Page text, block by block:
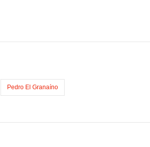
Pedro El Granaíno